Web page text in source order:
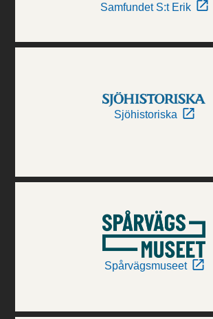
Samfundet S:t Erik
Sjöhistoriska
Spårvägsmuseet